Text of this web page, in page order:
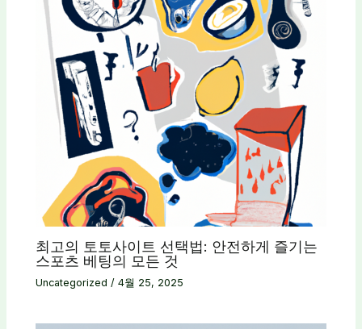
최고의 토토사이트 선택법: 안전하게 즐기는
스포츠 베팅의 모든 것
Uncategorized /4월 25, 2025